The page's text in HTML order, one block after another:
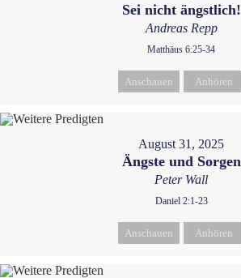
Sei nicht ängstlich!
Andreas Repp
Matthäus 6:25-34
Anschauen Anhören
August 31, 2025
Ängste und Sorgen
Peter Wall
Daniel 2:1-23
Anschauen Anhören